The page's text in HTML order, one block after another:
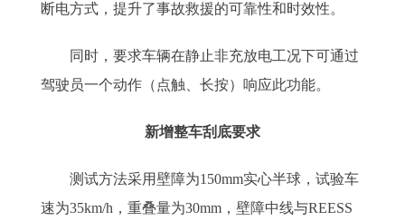
断电方式，提升了事故救援的可靠性和时效性。
同时，要求车辆在静止非充放电工况下可通过
驾驶员一个动作（点触、长按）响应此功能。
新增整车刮底要求
测试方法采用壁障为150mm实心半球，试验车
速为35km/h，重叠量为30mm，壁障中线与REESS